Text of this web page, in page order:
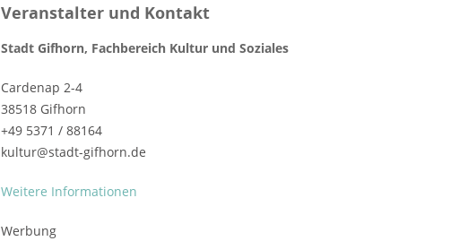
Veranstalter und Kontakt
Stadt Gifhorn, Fachbereich Kultur und Soziales
Cardenap 2-4
38518 Gifhorn
+49 5371 / 88164
kultur@stadt-gifhorn.de
Weitere Informationen
Werbung